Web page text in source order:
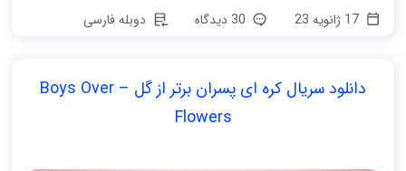
17 ژانویه 23 دوبله فارسی
دانلود سریال کره ای پسران برتر از گل – Boys Over
Flowers